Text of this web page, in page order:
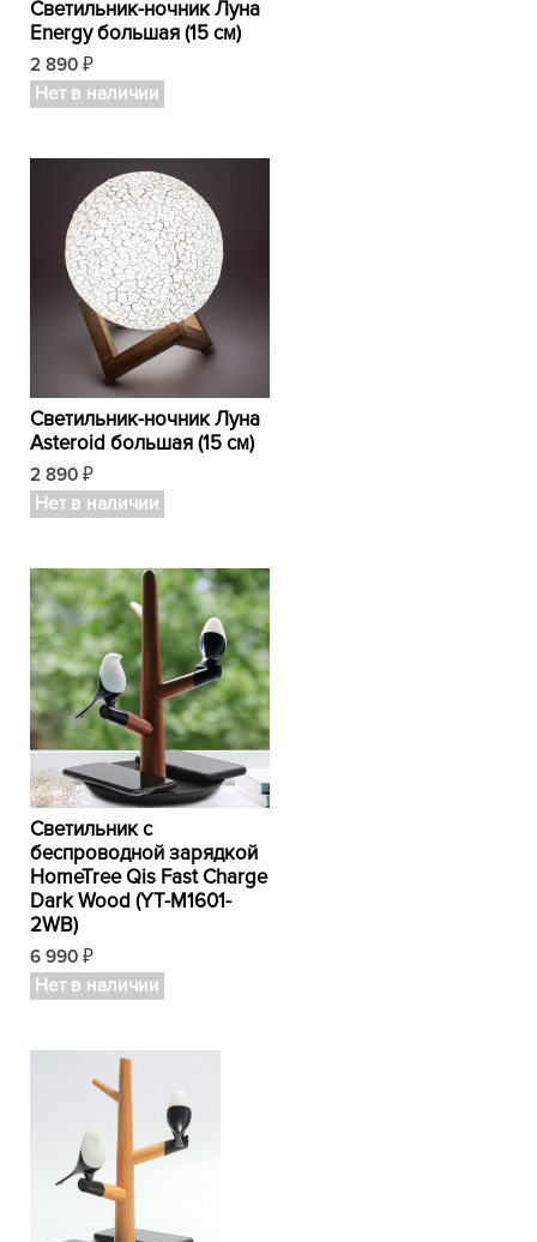
Светильник-ночник Луна
Energy большая (15 см)
2 890 ₽
Нет в наличии
Светильник-ночник Луна
Аsteroid большая (15 см)
2 890 ₽
Нет в наличии
Светильник с
беспроводной зарядкой
HomeTree Qis Fast Charge
Dark Wood (YT-M1601-
2WB)
6 990 ₽
Нет в наличии